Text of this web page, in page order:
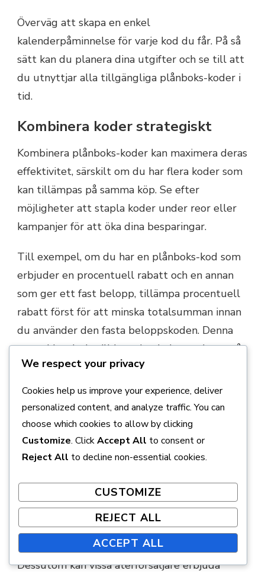
Överväg att skapa en enkel
kalenderpåminnelse för varje kod du får. På så
sätt kan du planera dina utgifter och se till att
du utnyttjar alla tillgängliga plånboks-koder i
tid.
Kombinera koder strategiskt
Kombinera plånboks-koder kan maximera deras
effektivitet, särskilt om du har flera koder som
kan tillämpas på samma köp. Se efter
möjligheter att stapla koder under reor eller
kampanjer för att öka dina besparingar.
Till exempel, om du har en plånboks-kod som
erbjuder en procentuell rabatt och en annan
som ger ett fast belopp, tillämpa procentuell
rabatt först för att minska totalsumman innan
du använder den fasta beloppskoden. Denna
metod kan leda till betydande besparingar på
in-game-köp.
Använd under kampanjer
Kampanjhändelser erbjuder ofta ytterligare
rabatter eller bonusar när du använder
plånboks-koder. Att tajma din kodanvändning
under dessa händelser kan öka det värde du
får. Håll ett öga på säsongsreor eller speciella
in-game-händelser som kan sammanfalla med
din plånboks-kods inlösen.
Dessutom kan vissa återförsäljare erbjuda
We respect your privacy
Cookies help us improve your experience, deliver
personalized content, and analyze traffic. You can
choose which cookies to allow by clicking
Customize. ClickAccept All to consent or
Reject All to decline non-essential cookies.
CUSTOMIZE
REJECT ALL
ACCEPT ALL